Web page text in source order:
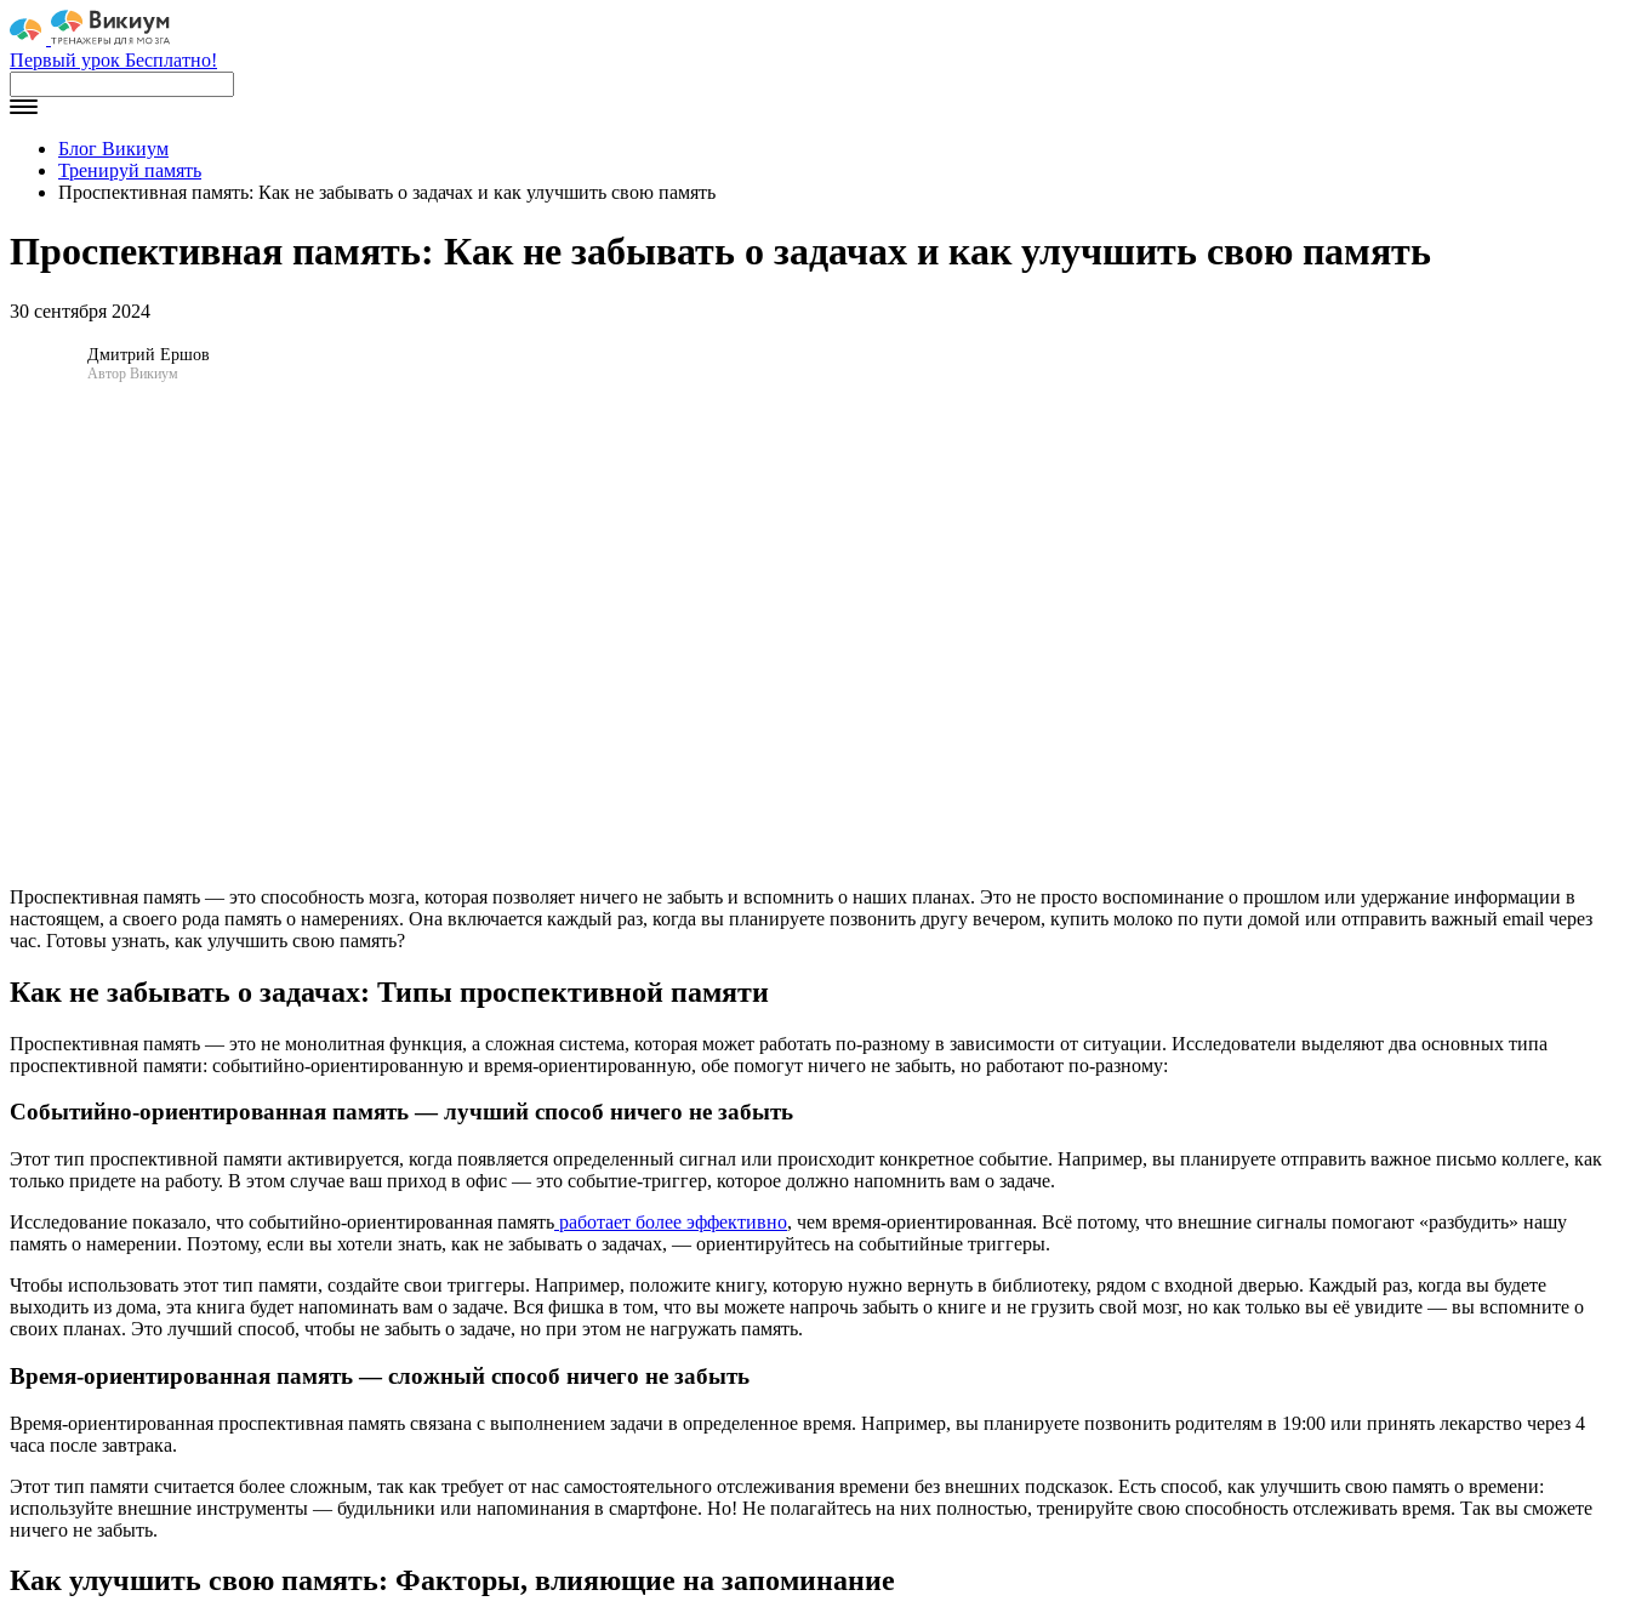
Первый урок Бесплатно!
Блог Викиум
Тренируй память
Проспективная память: Как не забывать о задачах и как улучшить свою память
Проспективная память: Как не забывать о задачах и как улучшить свою память
30 сентября 2024
Дмитрий Ершов
Автор Викиум
Проспективная память — это способность мозга, которая позволяет ничего не забыть и вспомнить о наших планах. Это не просто воспоминание о прошлом или удержание информации в
настоящем, а своего рода память о намерениях. Она включается каждый раз, когда вы планируете позвонить другу вечером, купить молоко по пути домой или отправить важный email через
час. Готовы узнать, как улучшить свою память?
Как не забывать о задачах: Типы проспективной памяти
Проспективная память — это не монолитная функция, а сложная система, которая может работать по-разному в зависимости от ситуации. Исследователи выделяют два основных типа
проспективной памяти: событийно-ориентированную и время-ориентированную, обе помогут ничего не забыть, но работают по-разному:
Событийно-ориентированная память — лучший способ ничего не забыть
Этот тип проспективной памяти активируется, когда появляется определенный сигнал или происходит конкретное событие. Например, вы планируете отправить важное письмо коллеге, как
только придете на работу. В этом случае ваш приход в офис — это событие-триггер, которое должно напомнить вам о задаче.
Исследование показало, что событийно-ориентированная память работает более эффективно, чем время-ориентированная. Всё потому, что внешние сигналы помогают «разбудить» нашу
память о намерении. Поэтому, если вы хотели знать, как не забывать о задачах, — ориентируйтесь на событийные триггеры.
Чтобы использовать этот тип памяти, создайте свои триггеры. Например, положите книгу, которую нужно вернуть в библиотеку, рядом с входной дверью. Каждый раз, когда вы будете
выходить из дома, эта книга будет напоминать вам о задаче. Вся фишка в том, что вы можете напрочь забыть о книге и не грузить свой мозг, но как только вы её увидите — вы вспомните о
своих планах. Это лучший способ, чтобы не забыть о задаче, но при этом не нагружать память.
Время-ориентированная память — сложный способ ничего не забыть
Время-ориентированная проспективная память связана с выполнением задачи в определенное время. Например, вы планируете позвонить родителям в 19:00 или принять лекарство через 4
часа после завтрака.
Этот тип памяти считается более сложным, так как требует от нас самостоятельного отслеживания времени без внешних подсказок. Есть способ, как улучшить свою память о времени:
используйте внешние инструменты — будильники или напоминания в смартфоне. Но! Не полагайтесь на них полностью, тренируйте свою способность отслеживать время. Так вы сможете
ничего не забыть.
Как улучшить свою память: Факторы, влияющие на запоминание